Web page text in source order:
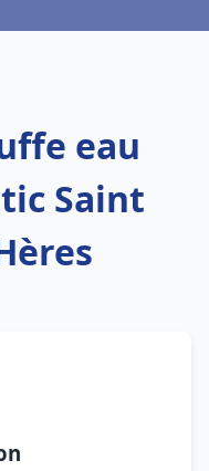
eau
Saint